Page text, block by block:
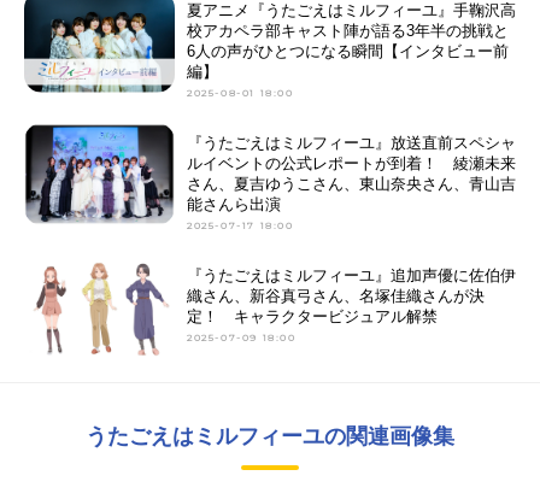
夏アニメ『うたごえはミルフィーユ』手鞠沢高
校アカペラ部キャスト陣が語る3年半の挑戦と
6人の声がひとつになる瞬間【インタビュー前
編】
2025-08-01 18:00
『うたごえはミルフィーユ』放送直前スペシャ
ルイベントの公式レポートが到着！ 綾瀬未来
さん、夏吉ゆうこさん、東山奈央さん、青山吉
能さんら出演
2025-07-17 18:00
『うたごえはミルフィーユ』追加声優に佐伯伊
織さん、新谷真弓さん、名塚佳織さんが決
定！ キャラクタービジュアル解禁
2025-07-09 18:00
うたごえはミルフィーユの関連画像集